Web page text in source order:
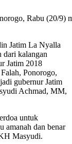
Rabu (20/9)
Jatim La Nyalla
dari kalangan
Jatim 2018
Ponorogo,
gubernur Jatim
Achmad, MM,
untuk
amanah dan benar
Masyudi.